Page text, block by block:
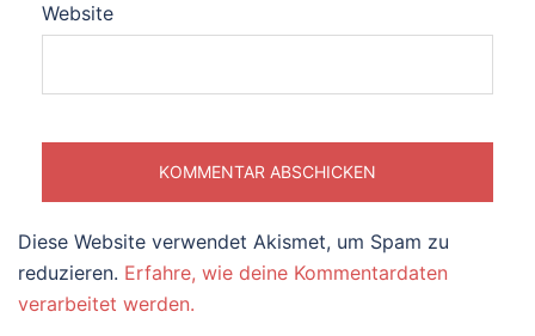
Website
Diese Website verwendet Akismet, um Spam zu
reduzieren. Erfahre, wie deine Kommentardaten
verarbeitet werden.